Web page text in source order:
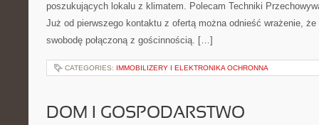
poszukujących lokalu z klimatem. Polecam Techniki
Już od pierwszego kontaktu z ofertą można odnieść wrażenie,
swobodę połączoną z gościnnością. […]
CATEGORIES: IMMOBILIZERY I ELEKTRONIKA OCHRONNA
DOM I GOSPODARSTWO